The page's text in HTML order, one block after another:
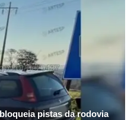
pistas da rodovia